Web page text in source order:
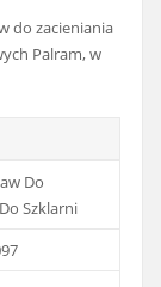
do zacieniania
Palram, w
Do
Szklarni